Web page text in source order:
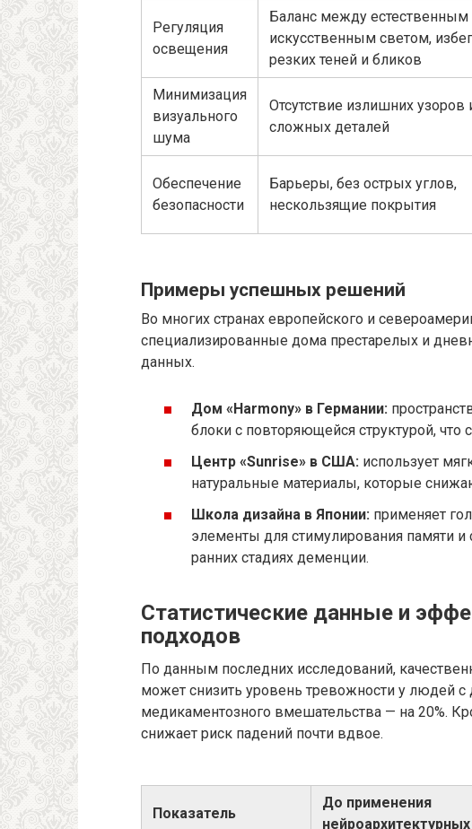
Регуляция
освещения
Баланс между естественным
искусственным светом,
резких теней и бликов
Минимизация
визуального
шума
Отсутствие излишних узоров
сложных деталей
Обеспечение
безопасности
Барьеры, без острых углов,
нескользящие покрытия
Примеры успешных решений
Во многих странах европейского и
специализированные дома престарелых и
данных.
Дом «Harmony» в Германии:
блоки с повторяющейся структурой, что
Центр «Sunrise» в США: использует
натуральные материалы, которые
Школа дизайна в Японии: применяет
элементы для стимулирования памяти и
ранних стадиях деменции.
Статистические данные и
подходов
По данным последних исследований,
может снизить уровень тревожности у людей
медикаментозного вмешательства — на 20%.
снижает риск падений почти вдвое.
Показатель
До применения